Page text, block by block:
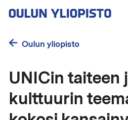
pääsisältöön
Oulun yliopisto
UNICin taiteen
kulttuurin